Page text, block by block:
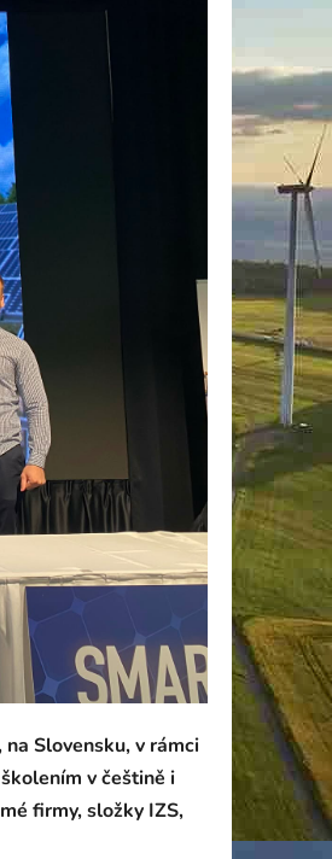
Slovensku, v rámci
v češtině i
firmy, složky IZS,